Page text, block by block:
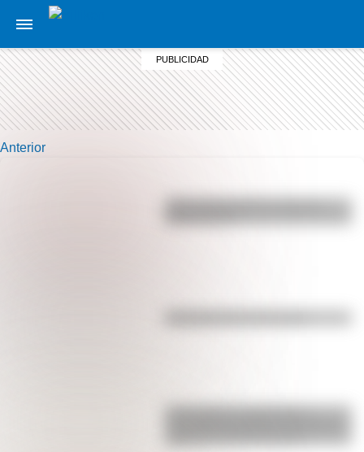
Anterior
¿Por qué los perros se ponen
17 de agosto: actividades y